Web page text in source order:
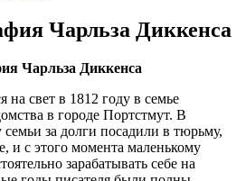
Чарльза Диккенса
Чарльза Диккенса
на свет в 1812 году в семье
в городе Портстмут. В
семьи за долги посадили в тюрьму,
и с этого момента маленькому
зарабатывать себе на